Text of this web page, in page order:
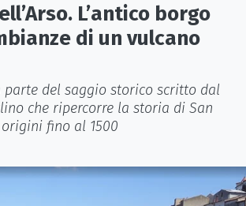
L’antico borgo
di un vulcano
parte del saggio storico scritto dal
che ripercorre la storia di San
fino al 1500